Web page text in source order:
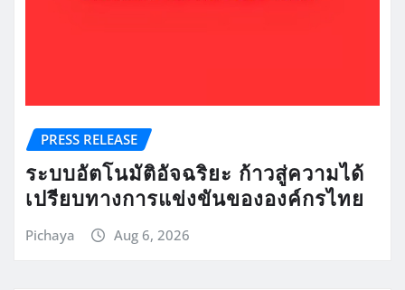
PRESS RELEASE
ระบบอัตโนมัติอัจฉริยะ ก้าวสู่ความได้
เปรียบทางการแข่งขันขององค์กรไทย
Pichaya Aug 6, 2026